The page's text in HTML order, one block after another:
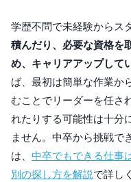
学歴不問で未経験からス
積んだり、必要な資格を
め、キャリアアップして
ば、最初は簡単な作業か
むことでリーダーを任さ
れたりする可能性は十分
ません。中卒から挑戦で
は、 中卒でもできる仕事
別の探し方を解説で詳し